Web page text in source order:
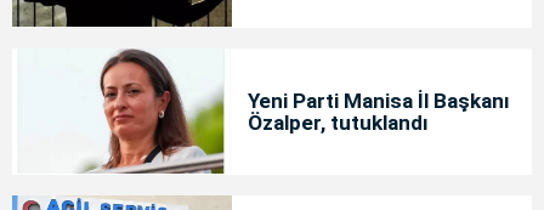
Yeni Parti Manisa İl Başkanı
Özalper, tutuklandı